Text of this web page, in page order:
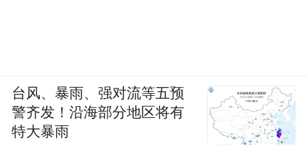
台风、暴雨、强对流等五预
警齐发！沿海部分地区将有
特大暴雨